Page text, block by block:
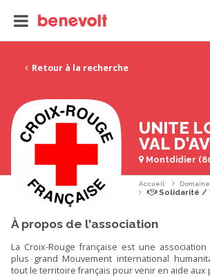
Retour à la recherche
UNITE
VAL
Montdidier
Accueil
Solidarité /
À propos de l'association
La Croix-Rouge française est une
plus grand Mouvement international
tout le territoire français pour venir en aide aux